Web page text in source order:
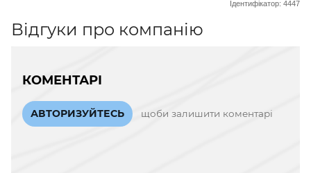
Ідентифікатор: 4447
Відгуки про компанію
КОМЕНТАРІ
АВТОРИЗУЙТЕСЬ щоби залишити коментарі